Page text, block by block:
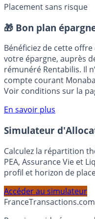
Placement sans risque
🎁 Bon plan
Bénéficiez de cette
votre épargne, auprès
rémunéré Rentabilis. Il
compte courant
Voir conditions sur la
En savoir plus
Simulateur
Calculez la répartition
PEA, Assurance Vie et
profil et horizon de
Accéder au simulateur
France
Transactions.com